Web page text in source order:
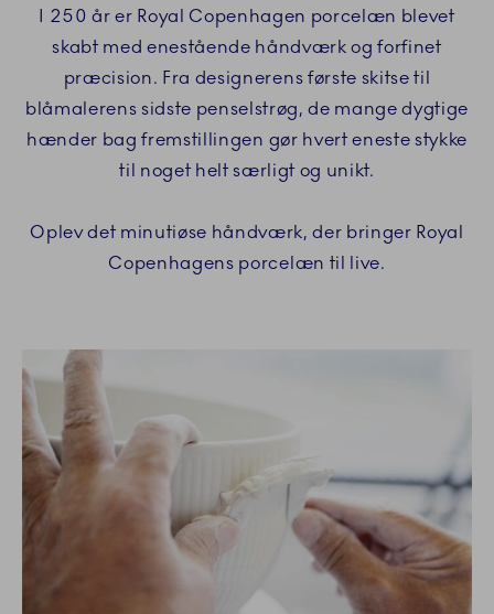
I 250 år er Royal Copenhagen porcelæn blevet
skabt med enestående håndværk og forfinet
præcision. Fra designerens første skitse til
blåmalerens sidste penselstrøg, de mange dygtige
hænder bag fremstillingen gør hvert eneste stykke
til noget helt særligt og unikt.
Oplev det minutiøse håndværk, der bringer Royal
Copenhagens porcelæn til live.